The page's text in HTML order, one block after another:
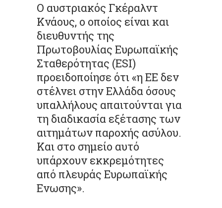
Ο αυστριακός Γκέραλντ
Κνάους, ο οποίος είναι και
διευθυντής της
Πρωτοβουλίας Ευρωπαϊκής
Σταθερότητας (ΕSI)
προειδοποίησε ότι «η ΕΕ δεν
στέλνει στην Ελλάδα όσους
υπαλλήλους απαιτούνται για
τη διαδικασία εξέτασης των
αιτημάτων παροχής ασύλου.
Και στο σημείο αυτό
υπάρχουν εκκρεμότητες
από πλευράς Ευρωπαϊκής
Ενωσης».